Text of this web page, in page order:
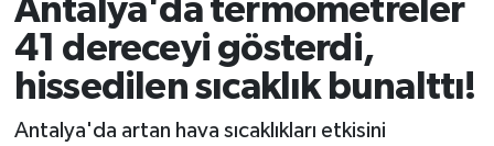
Antalya'da termometreler
41 dereceyi gösterdi,
hissedilen sıcaklık bunalttı!
Antalya'da artan hava sıcaklıkları etkisini
Haber Arşivi